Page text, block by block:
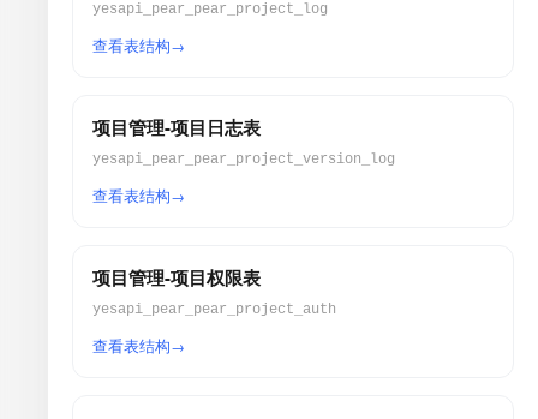
yesapi_pear_pear_project_log
查看表结构
项目管理-项目日志表
yesapi_pear_pear_project_version_log
查看表结构
项目管理-项目权限表
yesapi_pear_pear_project_auth
查看表结构